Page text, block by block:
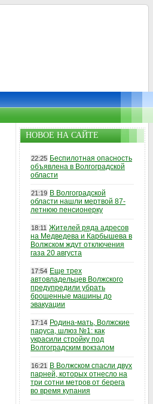
НОВОЕ НА САЙТЕ
22:25 Беспилотная опасность
объявлена в Волгоградской
области
21:19 В Волгоградской
области нашли мертвой 87-
летнюю пенсионерку
18:11 Жителей ряда адресов
на Медведева и Карбышева в
Волжском ждут отключения
газа 20 августа
17:54 Еще трех
автовладельцев Волжского
предупредили убрать
брошенные машины до
эвакуации
17:14 Родина-мать, Волжские
паруса, шлюз №1: как
украсили стройку под
Волгоградским вокзалом
16:21
В Волжском спасли двух
парней, которых отнесло на
три сотни метров от берега
во время купания